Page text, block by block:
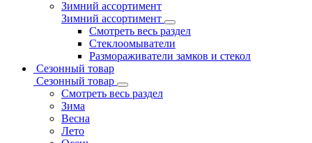
Зимний ассортимент
Зимний ассортимент
Смотреть весь раздел
Стеклоомыватели
Размораживатели замков и стекол
Сезонный товар
Сезонный товар
Смотреть весь раздел
Зима
Весна
Лето